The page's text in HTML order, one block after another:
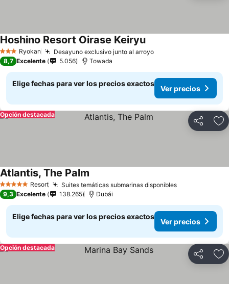
3 EstrellasRyokan Desayuno exclusivo junto al arroyo
Hoshino Resort Oirase Keiryu
8,7 Excelente 5.056 Towada
Elige fechas para ver los precios exactos
Ver precios
Compartir
Opción destacada
5 Estrellas Resort Suites temáticas submarinas disponibles
Atlantis, The Palm
9,3 Excelente 138.265 Dubái
Elige fechas para ver los precios exactos
Ver precios
Compartir
Opción destacada